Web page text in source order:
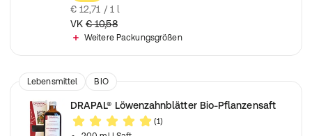
€ 12,71 / 1 l
VK € 10,58
Weitere Packungsgrößen
Lebensmittel BIO
DRAPAL® Löwenzahnblätter Bio-Pflanzensaft
(1)